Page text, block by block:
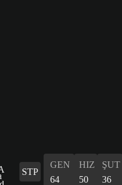
STP
GEN
64
HIZ
50
ŞUT
36